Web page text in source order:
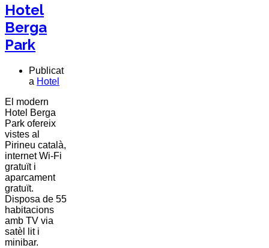
Hotel
Berga
Park
Publicat
a Hotel
El modern
Hotel Berga
Park ofereix
vistes al
Pirineu català,
internet Wi-Fi
gratuït i
aparcament
gratuït.
Disposa de 55
habitacions
amb TV via
satèl lit i
minibar.